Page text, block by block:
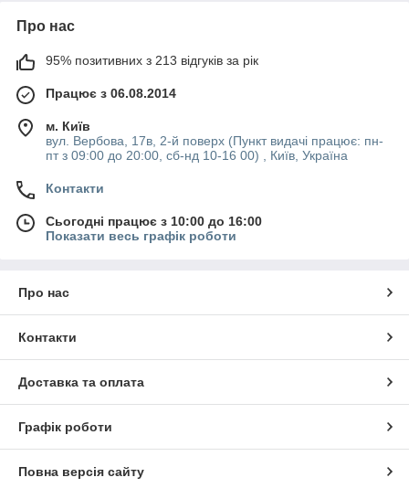
Про нас
95% позитивних з 213 відгуків за рік
Працює з 06.08.2014
м. Київ
вул. Вербова, 17в, 2-й поверх (Пункт видачі працює: пн-
пт з 09:00 до 20:00, сб-нд 10-16 00) , Київ, Україна
Контакти
Сьогодні працює з 10:00 до 16:00
Показати весь графік роботи
Про нас
Контакти
Доставка та оплата
Графік роботи
Повна версія сайту